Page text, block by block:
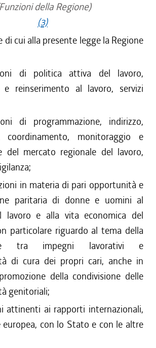
della Regione)
(3)
di cui alla presente legge la Regione
di politica attiva del lavoro,
e reinserimento al lavoro, servizi
di programmazione, indirizzo,
coordinamento, monitoraggio e
del mercato regionale del lavoro,
in materia di pari opportunità e
paritaria di donne e uomini al
lavoro e alla vita economica del
particolare riguardo al tema della
tra impegni lavorativi e
di cura dei propri cari, anche in
della condivisione delle
genitoriali;
attinenti ai rapporti internazionali,
europea, con lo Stato e con le altre